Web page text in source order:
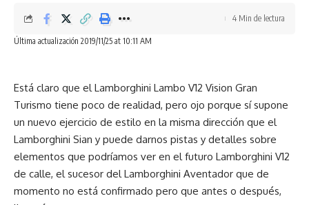
Última actualización 2019/11/25 at 10:11 AM
4 Min de lectura
Está claro que el Lamborghini Lambo V12 Vision Gran
Turismo tiene poco de realidad, pero ojo porque sí supone
un nuevo ejercicio de estilo en la misma dirección que el
Lamborghini Sian y puede darnos pistas y detalles sobre
elementos que podríamos ver en el futuro Lamborghini V12
de calle, el sucesor del Lamborghini Aventador que de
momento no está confirmado pero que antes o después,